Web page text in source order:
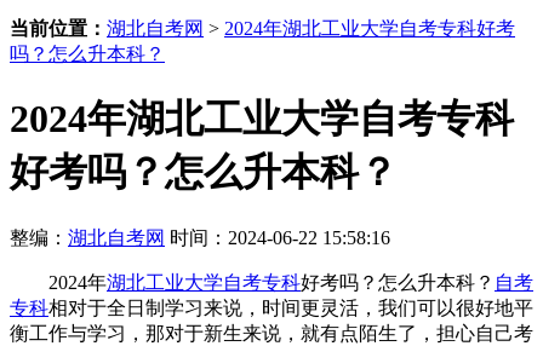
当前位置： 湖北自考网 > 2024年湖北工业大学自考专科好考
吗？怎么升本科？
2024年湖北工业大学自考专科
好考吗？怎么升本科？
整编： 湖北自考网 时间：2024-06-22 15:58:16
2024年湖北工业大学自考专科好考吗？怎么升本科？ 自考
专科相对于全日制学习来说，时间更灵活，我们可以很好地平
衡工作与学习，那对于新生来说，就有点陌生了，担心自己考